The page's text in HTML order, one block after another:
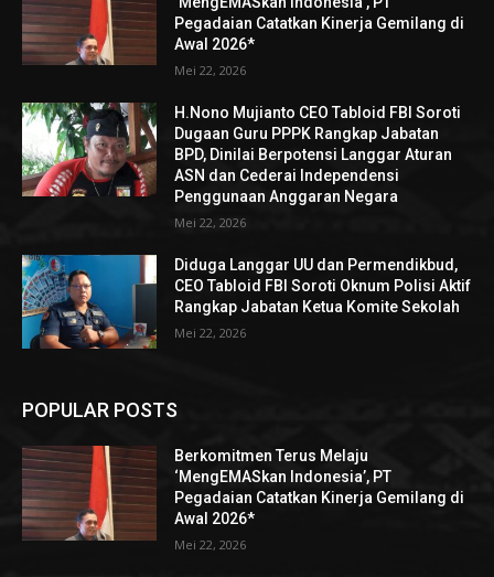
Pegadaian Catatkan Kinerja Gemilang di
Awal 2026*
Mei 22, 2026
H.Nono Mujianto CEO Tabloid FBI Soroti
Dugaan Guru PPPK Rangkap Jabatan
BPD, Dinilai Berpotensi Langgar Aturan
ASN dan Cederai Independensi
Penggunaan Anggaran Negara
Mei 22, 2026
Diduga Langgar UU dan Permendikbud,
CEO Tabloid FBI Soroti Oknum Polisi Aktif
Rangkap Jabatan Ketua Komite Sekolah
Mei 22, 2026
POPULAR POSTS
Berkomitmen Terus Melaju
‘MengEMASkan Indonesia’, PT
Pegadaian Catatkan Kinerja Gemilang di
Awal 2026*
Mei 22, 2026